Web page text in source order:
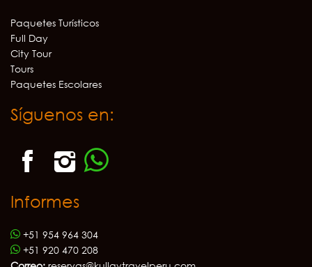
Paquetes Turísticos
Full Day
City Tour
Tours
Paquetes Escolares
Síguenos en:
Informes
+51 954 964 304
+51 920 470 208